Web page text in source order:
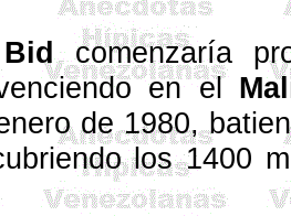
Bidcomenzaría
en el
de 1980,
los 1400